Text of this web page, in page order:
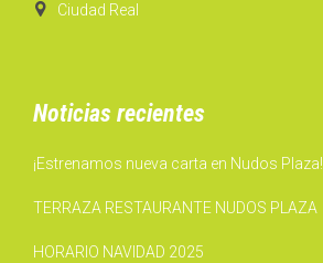
 Ciudad Real
Noticias recientes
¡Estrenamos nueva carta en Nudos Plaza!
TERRAZA RESTAURANTE NUDOS PLAZA
HORARIO NAVIDAD 2025